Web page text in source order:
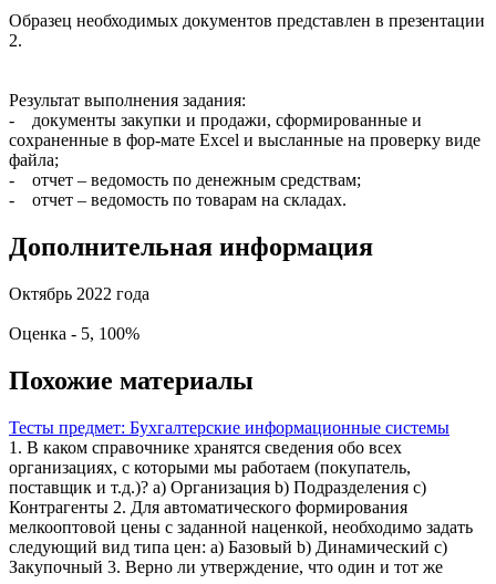
Образец необходимых документов представлен в презентации
2.
Результат выполнения задания:
- документы закупки и продажи, сформированные и
сохраненные в фор-мате Excel и высланные на проверку виде
файла;
- отчет – ведомость по денежным средствам;
- отчет – ведомость по товарам на складах.
Дополнительная информация
Октябрь 2022 года
Оценка - 5, 100%
Похожие материалы
Тесты предмет: Бухгалтерские информационные системы
1. В каком справочнике хранятся сведения обо всех
организациях, с которыми мы работаем (покупатель,
поставщик и т.д.)? a) Организация b) Подразделения c)
Контрагенты 2. Для автоматического формирования
мелкооптовой цены с заданной наценкой, необходимо задать
следующий вид типа цен: a) Базовый b) Динамический c)
Закупочный 3. Верно ли утверждение, что один и тот же